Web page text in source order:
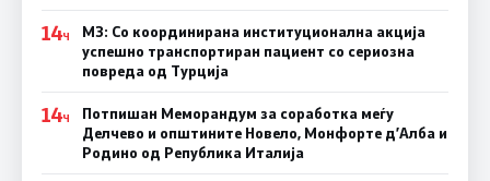
14Ч
МЗ: Со координирана институционална акција
успешно транспортиран пациент со сериозна
повреда од Турција
14Ч
Потпишан Меморандум за соработка меѓу
Делчево и општините Новело, Монфорте д’Алба и
Родино од Република Италија